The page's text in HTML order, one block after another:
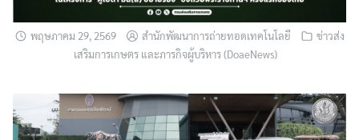
พฤษภาคม 29, 2569 สำนักพัฒนาการถ่ายทอดเทคโนโลยี
ข่าวส่ง
เสริมการเกษตร และภารกิจผู้บริหาร (DoaeNews)